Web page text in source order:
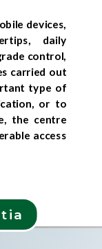
devices,
daily
control,
carried out
type of
or to
the centre
access